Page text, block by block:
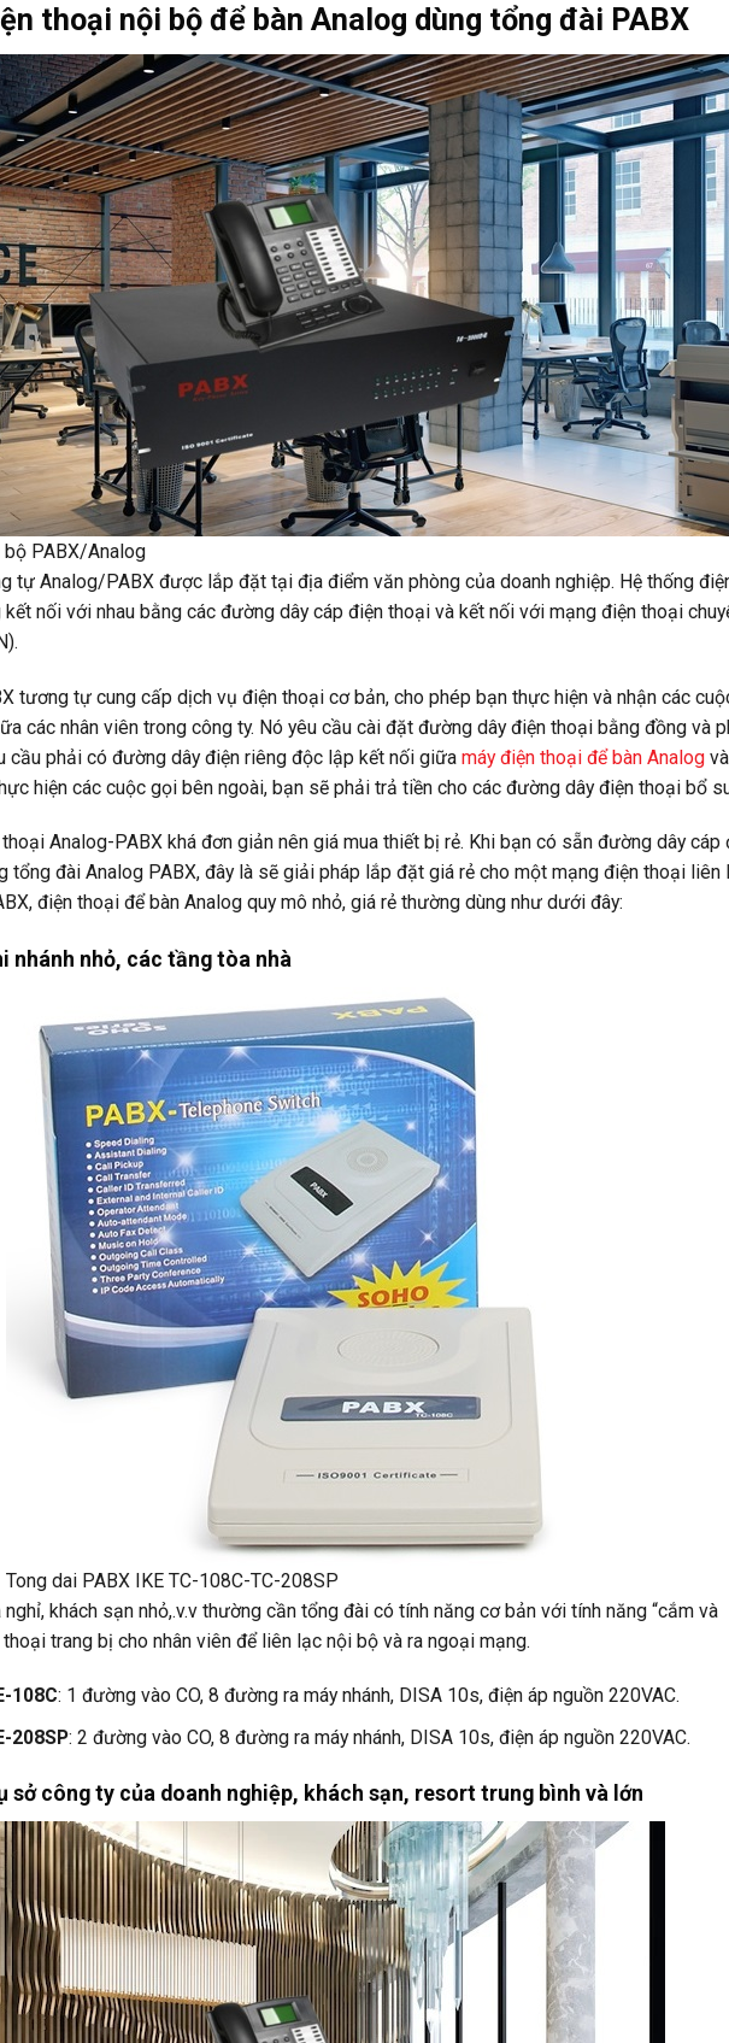
thoại nội bộ để bàn Analog dùng tổng đài PABX
PABX/Analog
tự Analog/PABX được lắp đặt tại địa điểm văn phòng của doanh nghiệp. Hệ thống
nối với nhau bằng các đường dây cáp điện thoại và kết nối với mạng điện thoại
tương tự cung cấp dịch vụ điện thoại cơ bản, cho phép bạn thực hiện và nhận các
các nhân viên trong công ty. Nó yêu cầu cài đặt đường dây điện thoại bằng đồng và
cầu phải có đường dây điện riêng độc lập kết nối giữa máy điện thoại để bàn Analogvà
hiện các cuộc gọi bên ngoài, bạn sẽ phải trả tiền cho các đường dây điện thoại bổ
Analog-PABX khá đơn giản nên giá mua thiết bị rẻ. Khi bạn có sẵn đường dây cáp
tổng đài Analog PABX, đây là sẽ giải pháp lắp đặt giá rẻ cho một mạng điện thoại liên
điện thoại để bàn Analog quy mô nhỏ, giá rẻ thường dùng như dưới đây:
nhánh nhỏ, các tầng tòa nhà
Tong dai PABX IKE TC-108C-TC-208SP
nghỉ, khách sạn nhỏ,.v.v thường cần tổng đài có tính năng cơ bản với tính năng “cắm và
trang bị cho nhân viên để liên lạc nội bộ và ra ngoại mạng.
108C: 1 đường vào CO, 8 đường ra máy nhánh, DISA 10s, điện áp nguồn 220VAC.
208SP: 2 đường vào CO, 8 đường ra máy nhánh, DISA 10s, điện áp nguồn 220VAC.
sở công ty của doanh nghiệp, khách sạn, resort trung bình và lớn